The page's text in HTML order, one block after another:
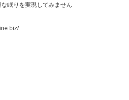
眠りを実現してみません